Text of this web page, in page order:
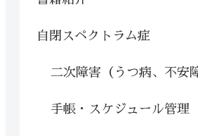
自閉スペクトラム症
二次障害（うつ病、不安
手帳・スケジュール管理